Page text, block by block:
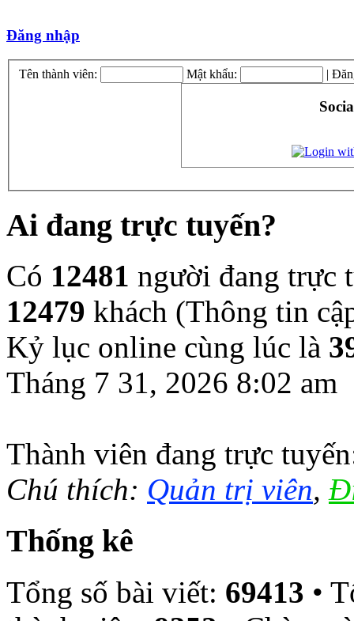
Đăng nhập
Tên thành viên: Mật khẩu: |
Ai đang trực tuyến?
Có 12481 người đang trực
12479 khách (Thông tin
Kỷ lục online cùng lúc là
Tháng 7 31, 2026 8:02 am
Thành viên đang trực
Chú thích: Quản trị viên,
Thống kê
Tổng số bài viết: 69413 •